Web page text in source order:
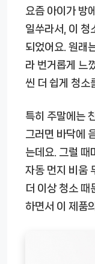
요즘 아이가 방
일쑤라서, 이 청
되었어요. 원래
라 번거롭게 느
씬 더 쉽게 청소
특히 주말에는
그러면 바닥에
는데요. 그럴 때
자동 먼지 비움
더 이상 청소 때
하면서 이 제품